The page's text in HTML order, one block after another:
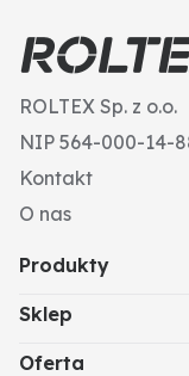
ROLTEX Sp. z o.o.
NIP 564-000-14-
Kontakt
O nas
Produkty
Sklep
Oferta